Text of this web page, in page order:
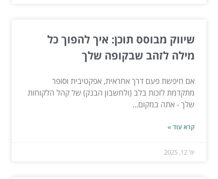
שיווק מבוסס תוכן: איך להפוך כל
מילה לזהב שבקופה שלך
אם חיפשת פעם דרך אחראית, אפקטיבית וסופר
מתקדמת לזכות בלב (ולחשבון הבנק) של קהל הלקוחות
שלך - אתה במקום...
קרא עוד »
יול 12, 2025